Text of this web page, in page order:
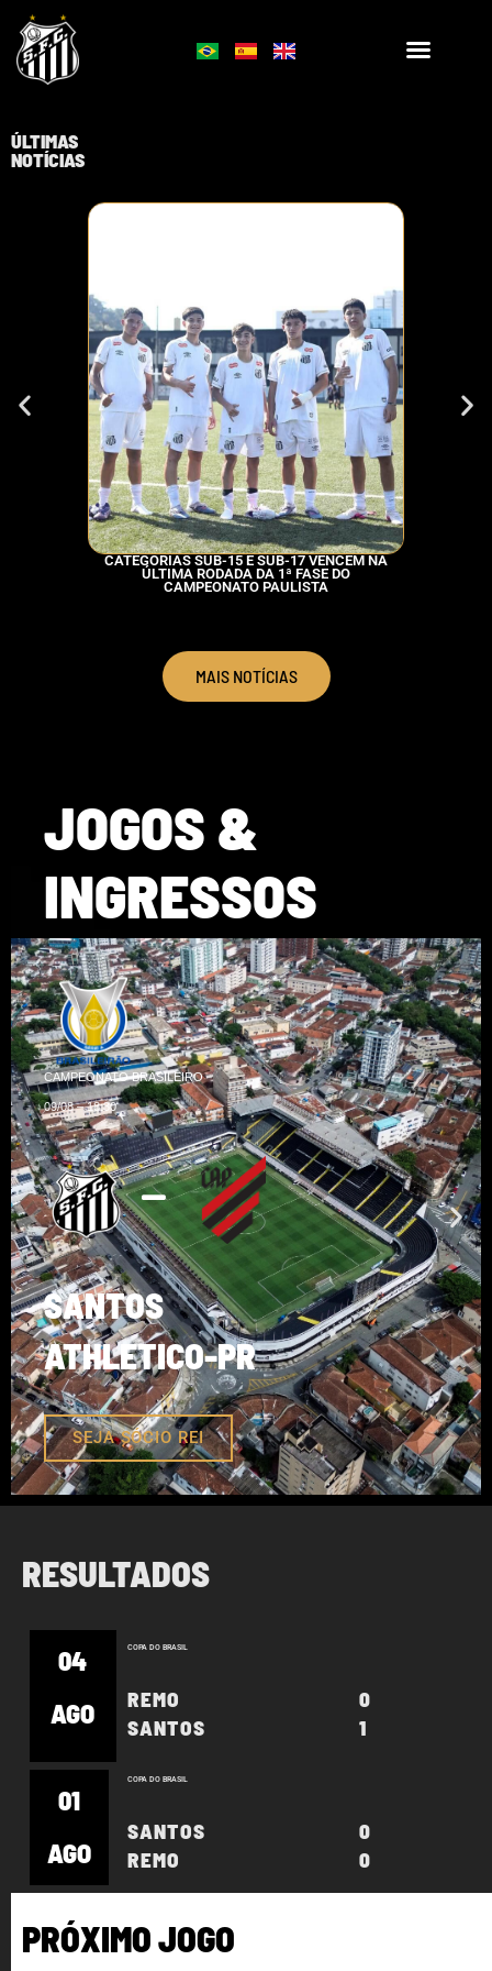
ÚLTIMAS
NOTÍCIAS
CATEGORIAS SUB-15 E SUB-17 VENCEM NA
ÚLTIMA RODADA DA 1ª FASE DO
CAMPEONATO PAULISTA
MAIS NOTÍCIAS
JOGOS &
INGRESSOS
CAMPEONATO BRASILEIRO
09/08 – 18:30
SANTOS
ATHLETICO-PR
SEJA SÓCIO REI
RESULTADOS
04
AGO
COPA DO BRASIL
REMO
SANTOS
0
1
01
AGO
COPA DO BRASIL
SANTOS
REMO
0
0
PRÓXIMO JOGO